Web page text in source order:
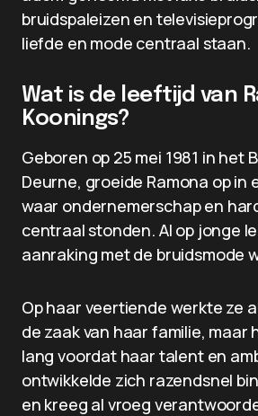
bruidspaleizen en
liefde en mode centraal staan.
Wat is de leeftijd van
Koonings?
Geboren op 25 mei 1981 in het
Deurne, groeide Ramona op in
waar ondernemerschap en
centraal stonden. Al op jonge
aanraking met de bruidsmode
Op haar veertiende werkte ze
de zaak van haar familie, maar
lang voordat haar talent en
ontwikkelde zich razendsnel
en kreeg al vroeg